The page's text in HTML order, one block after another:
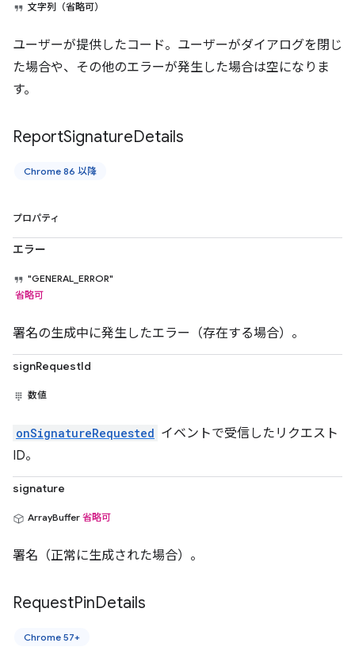
文字列（省略可）
ユーザーが提供したコード。ユーザーがダイアログを閉じ
た場合や、その他のエラーが発生した場合は空になりま
す。
ReportSignatureDetails
Chrome 86 以降
プロパティ
エラー
"GENERAL_ERROR"
省略可
署名の生成中に発生したエラー（存在する場合）。
signRequestId
数値
onSignatureRequested イベントで受信したリクエスト
ID。
signature
ArrayBuffer 省略可
署名（正常に生成された場合）。
RequestPinDetails
Chrome 57+